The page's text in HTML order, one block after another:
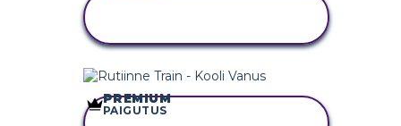
KOPEERIGE SEE
PREMIUM
PAIGUTUS